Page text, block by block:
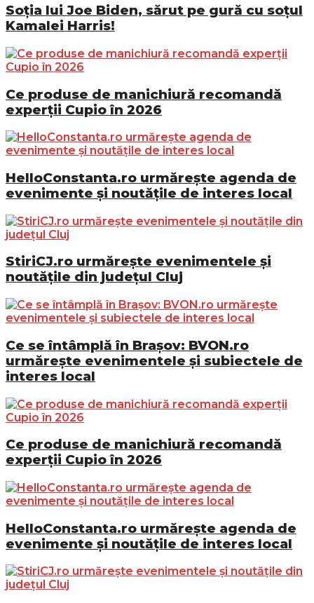
Soția lui Joe Biden, sărut pe gură cu soțul
Kamalei Harris!
Ce produse de manichiură recomandă
experții Cupio în 2026
HelloConstanta.ro urmărește agenda de
evenimente și noutățile de interes local
StiriCJ.ro urmărește evenimentele și
noutățile din județul Cluj
Ce se întâmplă în Brașov: BVON.ro
urmărește evenimentele și subiectele de
interes local
Ce produse de manichiură recomandă
experții Cupio în 2026
HelloConstanta.ro urmărește agenda de
evenimente și noutățile de interes local